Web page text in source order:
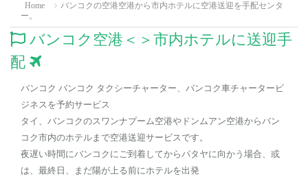
Home
バンコクの空港空港から市内ホテルに空港送迎を手配センタ
ー。
バンコク空港＜＞市内ホテルに送迎手
配 
バンコク バンコク タクシーチャーター、バンコク車チャータービ
ジネスを予約サービス
タイ、バンコクのスワンナプーム空港やドンムアン空港からバン
コク市内のホテルまで空港送迎サービスです。
夜遅い時間にバンコクにご到着してからパタヤに向かう場合、或
は、最終日、まだ陽が上る前にホテルを出発